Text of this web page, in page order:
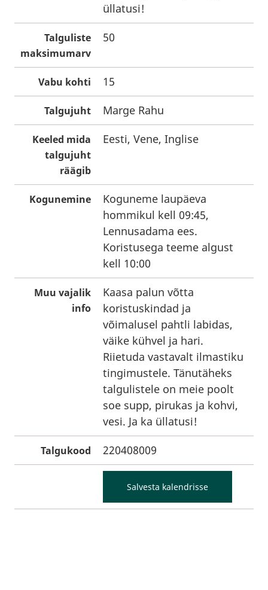
üllatusi!
Talguliste
maksimumarv
50
Vabu kohti 15
Talgujuht Marge Rahu
Keeled mida
talgujuht
räägib
Eesti, Vene, Inglise
Kogunemine
Koguneme laupäeva
hommikul kell 09:45,
Lennusadama ees.
Koristusega teeme algust
kell 10:00
Muu vajalik
info
Kaasa palun võtta
koristuskindad ja
võimalusel pahtli labidas,
väike kühvel ja hari.
Riietuda vastavalt ilmastiku
tingimustele. Tänutäheks
talgulistele on meie poolt
soe supp, pirukas ja kohvi,
vesi. Ja ka üllatusi!
Talgukood 220408009
Salvesta kalendrisse